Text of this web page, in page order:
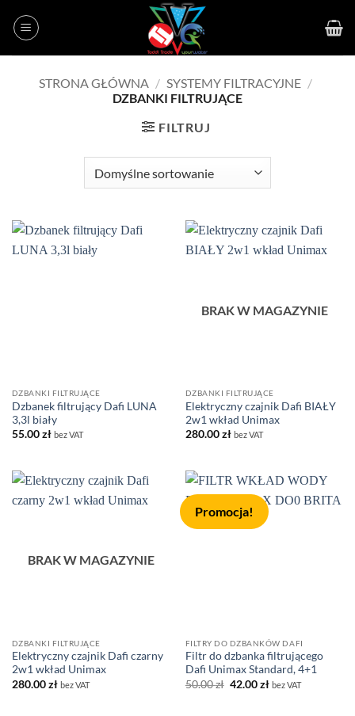
STRONA GŁÓWNA / SYSTEMY FILTRACYJNE /
DZBANKI FILTRUJĄCE
FILTRUJ
DZBANKI FILTRUJĄCE
Dzbanek filtrujący Dafi LUNA
3,3l biały
55.00zł bez VAT
BRAK W MAGAZYNIE
DZBANKI FILTRUJĄCE
Elektryczny czajnik Dafi BIAŁY
2w1 wkład Unimax
280.00zł bez VAT
BRAK W MAGAZYNIE
DZBANKI FILTRUJĄCE
Elektryczny czajnik Dafi czarny
2w1 wkład Unimax
280.00zł bez VAT
Promocja!
FILTRY DO DZBANKÓW DAFI
Filtr do dzbanka filtrującego
Dafi Unimax Standard, 4+1
50.00zł Pierwotna
42.00złAktualna
bez VAT